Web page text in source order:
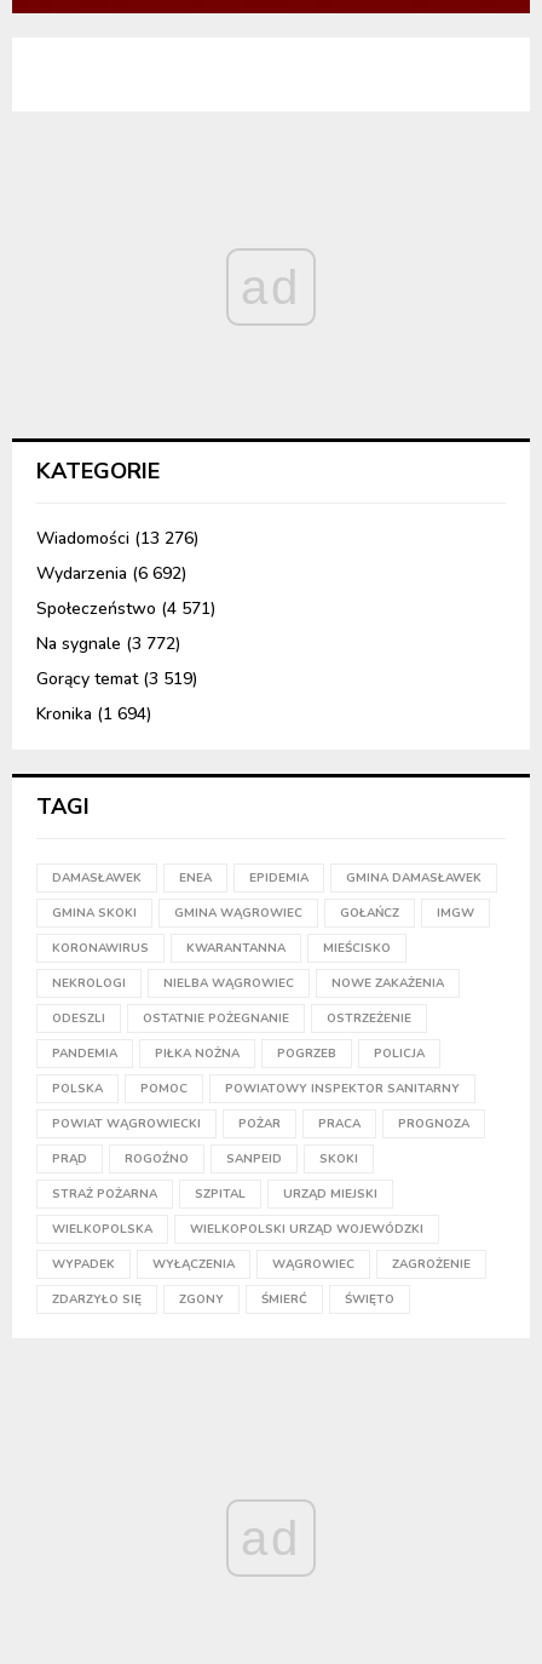
ad
KATEGORIE
Wiadomości (13 276)
Wydarzenia (6 692)
Społeczeństwo (4 571)
Na sygnale (3 772)
Gorący temat(3 519)
Kronika (1 694)
TAGI
DAMASŁAWEK ENEA EPIDEMIA GMINA DAMASŁAWEK
GMINA SKOKI GMINA WĄGROWIEC GOŁAŃCZ IMGW
KORONAWIRUS KWARANTANNA MIEŚCISKO
NEKROLOGI NIELBA WĄGROWIEC NOWE ZAKAŻENIA
ODESZLI OSTATNIE POŻEGNANIE OSTRZEŻENIE
PANDEMIA PIŁKA NOŻNA POGRZEB POLICJA
POLSKA POMOC POWIATOWY INSPEKTOR SANITARNY
POWIAT WĄGROWIECKI POŻAR PRACA PROGNOZA
PRĄD ROGOŹNO SANPEID SKOKI
STRAŻ POŻARNA SZPITAL URZĄD MIEJSKI
WIELKOPOLSKA WIELKOPOLSKI URZĄD WOJEWÓDZKI
WYPADEK WYŁĄCZENIA WĄGROWIEC ZAGROŻENIE
ZDARZYŁO SIĘ ZGONY ŚMIERĆ ŚWIĘTO
ad